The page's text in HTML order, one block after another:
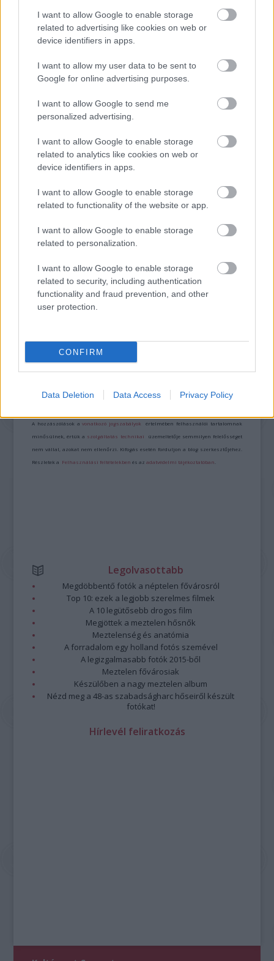
I want to allow Google to enable storage
related to advertising like cookies on web or
device identifiers in apps.
I want to allow my user data to be sent to
Google for online advertising purposes.
I want to allow Google to send me
personalized advertising.
I want to allow Google to enable storage
related to analytics like cookies on web or
device identifiers in apps.
I want to allow Google to enable storage
related to functionality of the website or app.
I want to allow Google to enable storage
related to personalization.
I want to allow Google to enable storage
related to security, including authentication
functionality and fraud prevention, and other
user protection.
CONFIRM
Data Deletion Data Access Privacy Policy
SZEMBE MERSZ NÉZNI AZZAL, AKIVÉ
VÁLHATTÁL VOLNA?
ONE MORE LIKE: A MAGYAR SPORTDRÁMA, AMI
MEGHÓDÍTOTTA LAS VEGAST IS
NÉGY TITOKZATOS FŐHŐS EGY LAKÁSBAN -
https://kulturpart.hu/api/trackback/id/7847718
A hozzászólások avonatkozó jogszabályok értelmében felhasználói tartalomnak
minősülnek, értük a szolgáltatás technikai üzemeltetője semmilyen felelősséget
nem vállal, azokat nem ellenőrzi. Kifogás esetén forduljon a blog szerkesztőjéhez.
Részletek a Felhasználási feltételekben és azadatvédelmi tájékoztatóban
Legolvasottabb
Megdöbbentő fotók a néptelen fővárosról
Top 10: ezek a legjobb szerelmes filmek
A 10 legütősebb drogos film
Megjöttek a meztelen hősnők
Meztelenség és anatómia
A forradalom egy holland fotós szemével
A legizgalmasabb fotók 2015-ből
Meztelen fővárosiak
Készülőben a nagy meztelen album
Nézd meg a 48-as szabadságharc hőseiről készült
fotókat!
Hírlevél feliratkozás